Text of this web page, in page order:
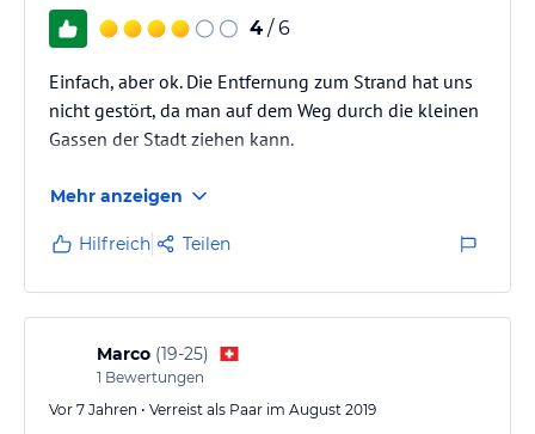
4 / 6
Einfach, aber ok. Die Entfernung zum Strand hat uns
nicht gestört, da man auf dem Weg durch die kleinen
Gassen der Stadt ziehen kann.
Mehr anzeigen
Hilfreich Teilen
Marco (19-25)
1 Bewertungen
Vor 7 Jahren • Verreist als Paar im August 2019